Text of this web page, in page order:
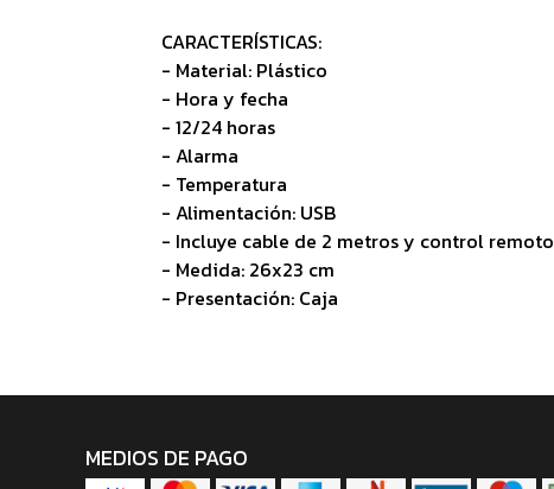
CARACTERÍSTICAS:
- Material: Plástico
- Hora y fecha
- 12/24 horas
- Alarma
- Temperatura
- Alimentación: USB
- Incluye cable de 2 metros y control remoto
- Medida: 26x23 cm
- Presentación: Caja
MEDIOS DE PAGO